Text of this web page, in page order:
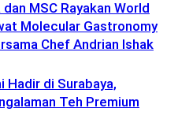
MSC Rayakan World
Molecular Gastronomy
Chef Andrian Ishak
Hadir di Surabaya,
Teh Premium